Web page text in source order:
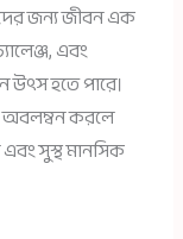
জন্য জীবন এক
এবং
উৎস হতে পারে।
অবলম্বন করলে
সুস্থ মানসিক